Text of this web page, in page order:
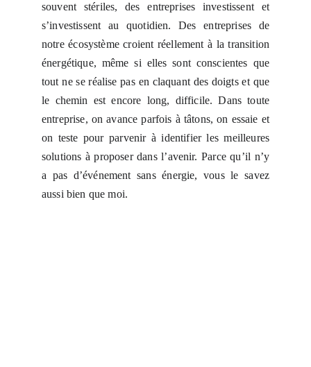
souvent stériles, des entreprises investissent et
s’investissent au quotidien. Des entreprises de
notre écosystème croient réellement à la transition
énergétique, même si elles sont conscientes que
tout ne se réalise pas en claquant des doigts et que
le chemin est encore long, difficile. Dans toute
entreprise, on avance parfois à tâtons, on essaie et
on teste pour parvenir à identifier les meilleures
solutions à proposer dans l’avenir. Parce qu’il n’y
a pas d’événement sans énergie, vous le savez
aussi bien que moi.